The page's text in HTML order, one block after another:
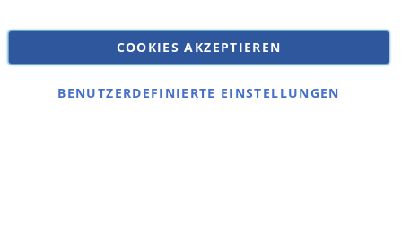
Datenschutz
Impressum
Kontakt
COOKIES AKZEPTIEREN
BENUTZERDEFINIERTE EINSTELLUNGEN